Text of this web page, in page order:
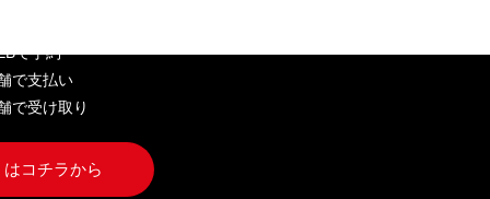
で予約
で支払い
で受け取り
コチラから